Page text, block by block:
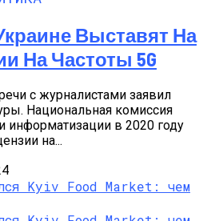
Выставят На
На Частоты 5G
с журналистами заявил
Национальная комиссия
информатизации в 2020 году
на...